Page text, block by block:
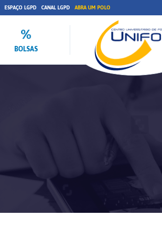
ESPAÇO LGPD CANAL LGPD ABRA UM POLO
BOLSAS